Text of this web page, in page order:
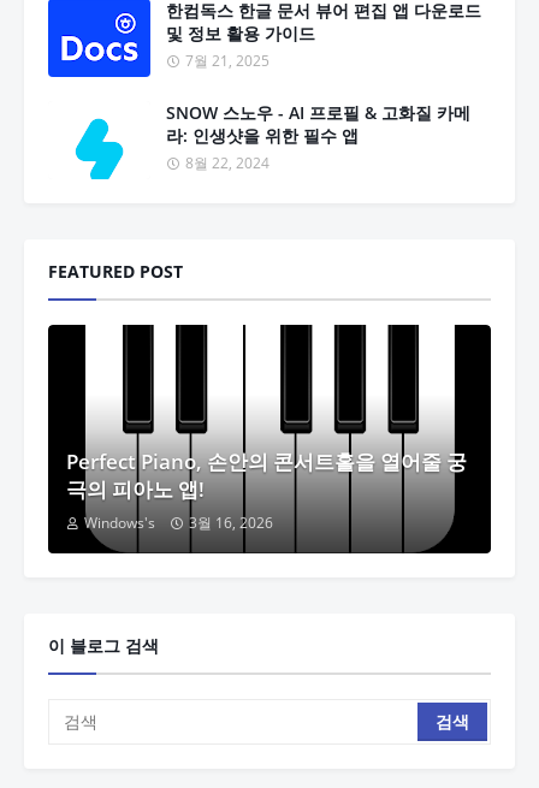
한컴독스 한글 문서 뷰어 편집 앱 다운로드
및 정보 활용 가이드
7월 21, 2025
SNOW 스노우 - AI 프로필 & 고화질 카메
라: 인생샷을 위한 필수 앱
8월 22, 2024
FEATURED POST
Perfect Piano, 손안의 콘서트홀을 열어줄 궁
극의 피아노 앱!
Windows's 3월 16, 2026
이 블로그 검색